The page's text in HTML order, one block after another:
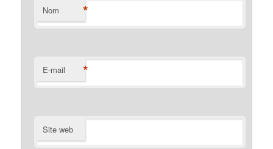
Nom *
E-mail *
Site web